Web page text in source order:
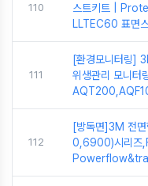
110
스트키트 |
LLTEC60 표면
111
[환경모니터링]
위생관리 모니터
112
[방독면]3M 전
0,6900)시리즈